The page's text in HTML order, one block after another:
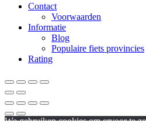
Contact
Voorwaarden
Informatie
Blog
Populaire fiets provincies
Rating
We gebruiken cookies om ervoor te